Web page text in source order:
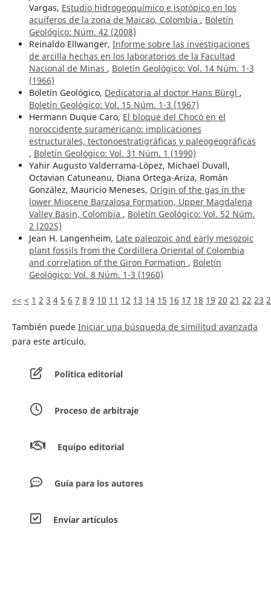
Vargas, Estudio hidrogeoquímico e isotópico en los
acuíferos de la zona de Maicao, Colombia , Boletín
Geológico: Núm. 42 (2008)
Reinaldo Ellwanger, Informe sobre las investigaciones
de arcilla hechas en los laboratorios de la Facultad
Nacional de Minas , Boletín Geológico: Vol. 14 Núm. 1-3
(1966)
Boletín Geológico, Dedicatoria al doctor Hans Bürgl ,
Boletín Geológico: Vol. 15 Núm. 1-3 (1967)
Hermann Duque Caro, El bloque del Chocó en el
noroccidente suramericano: implicaciones
estructurales, tectonoestratigráficas y paleogeográficas
, Boletín Geológico: Vol. 31 Núm. 1 (1990)
Yahir Augusto Valderrama-López, Michael Duvall,
Octavian Catuneanu, Diana Ortega-Ariza, Román
González, Mauricio Meneses, Origin of the gas in the
lower Miocene Barzalosa Formation, Upper Magdalena
Valley Basin, Colombia , Boletín Geológico: Vol. 52 Núm.
2 (2025)
Jean H. Langenheim, Late paleozoic and early mesozoic
plant fossils from the Cordillera Oriental of Colombia
and correlation of the Giron Formation , Boletín
Geológico: Vol. 8 Núm. 1-3 (1960)
<< < 1 2 3 4 5 6 7 8 9 10 11 12 13 14 15 16 17 18 19 20 21 22 23
También puede Iniciar una búsqueda de similitud avanzada
para este artículo.
Política editorial
Proceso de arbitraje
Equipo editorial
Guía para los autores
Envíar artículos